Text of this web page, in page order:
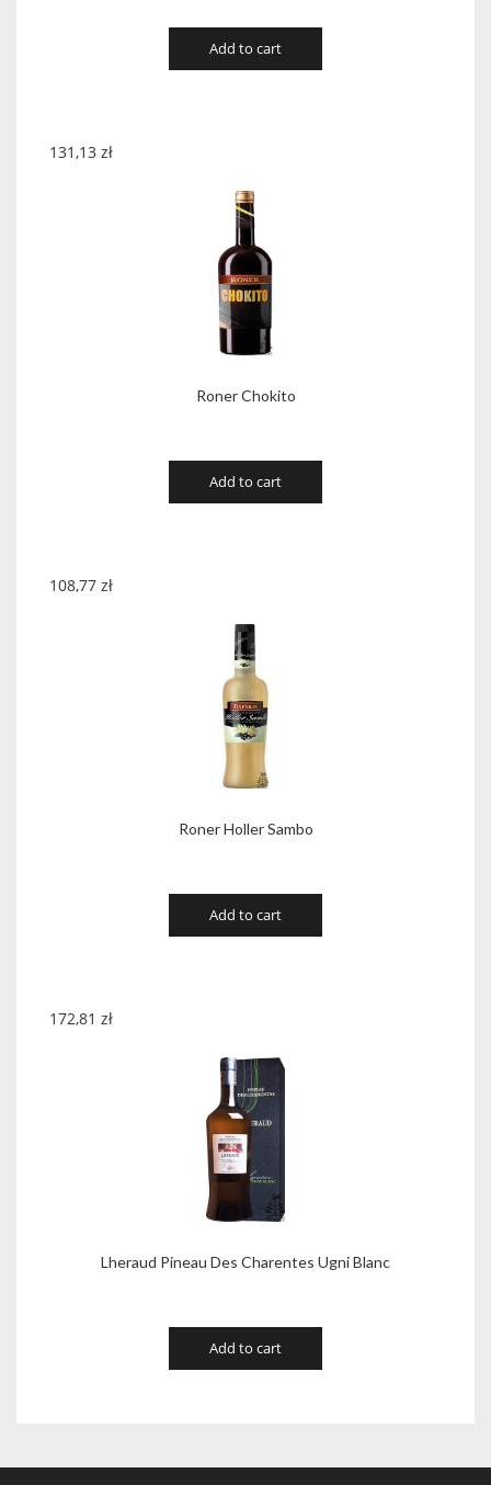
Add to cart
Roner Chokito
131,13 zł
Add to cart
Roner Holler Sambo
108,77 zł
Add to cart
Lheraud Pineau Des Charentes Ugni Blanc
172,81 zł
Add to cart